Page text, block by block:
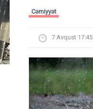
Cəmiyyət
7 Avqust 17:45